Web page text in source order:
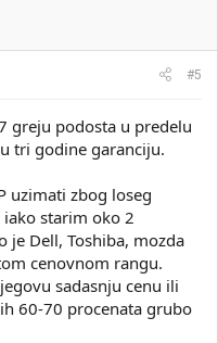
#5
greju podosta u predelu
tri godine garanciju.
uzimati zbog loseg
starim oko 2
je Dell, Toshiba, mozda
cenovnom rangu.
sadasnju cenu ili
60-70 procenata grubo